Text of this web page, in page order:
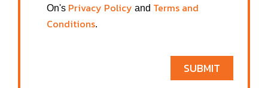
On's Privacy Policy and Terms and
Conditions.
SUBMIT